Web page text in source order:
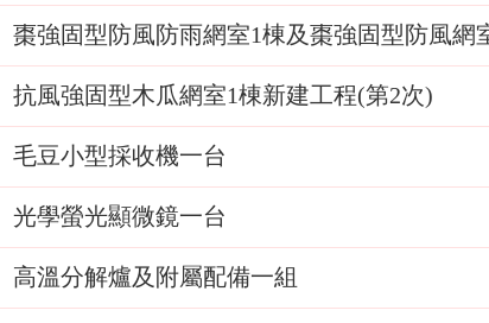
棗強固型防風防雨網室1棟及棗強固型防風網
抗風強固型木瓜網室1棟新建工程(第2次)
毛豆小型採收機一台
光學螢光顯微鏡一台
高溫分解爐及附屬配備一組